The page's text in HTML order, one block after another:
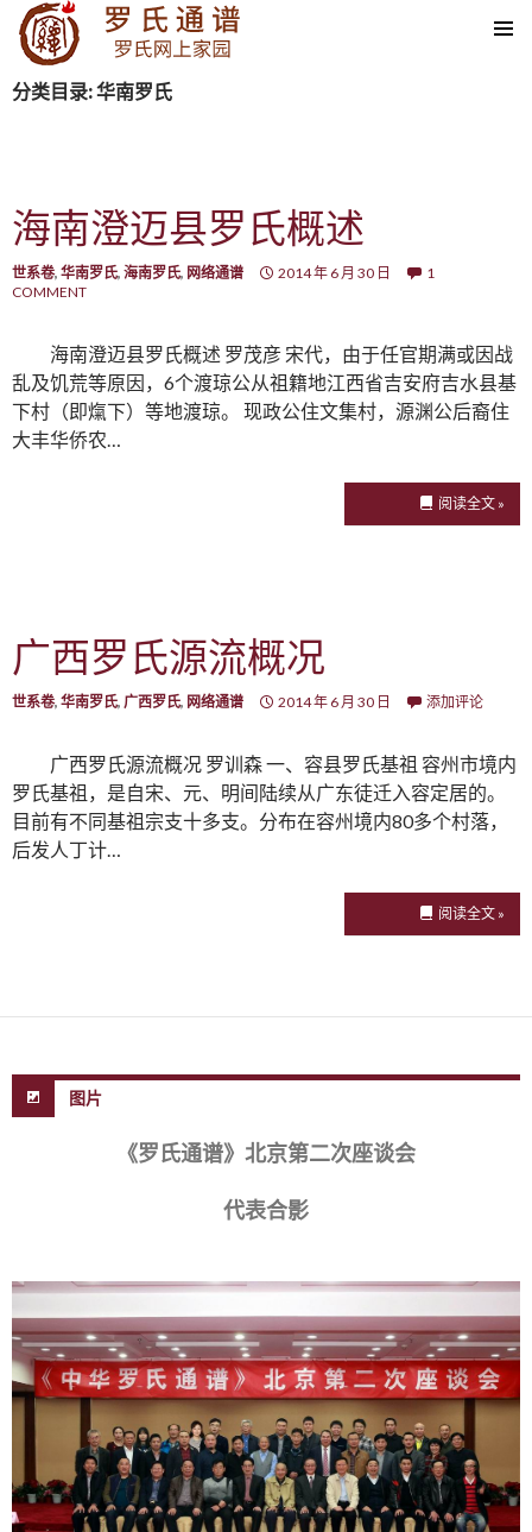
SKIP TO CONTENT
分类目录: 华南罗氏
海南澄迈县罗氏概述
世系卷, 华南罗氏, 海南罗氏, 网络通谱 2014 年 6 月 30 日
1
COMMENT
海南澄迈县罗氏概述 罗茂彦 宋代，由于任官期满或因战
乱及饥荒等原因，6个渡琼公从祖籍地江西省吉安府吉水县基
下村（即熂下）等地渡琼。 现政公住文集村，源渊公后裔住
大丰华侨农…
阅读全文 »
广西罗氏源流概况
世系卷, 华南罗氏, 广西罗氏, 网络通谱 2014 年 6 月 30 日 添加评论
广西罗氏源流概况 罗训森 一、容县罗氏基祖 容州市境内
罗氏基祖，是自宋、元、明间陆续从广东徒迁入容定居的。
目前有不同基祖宗支十多支。分布在容州境内80多个村落，
后发人丁计…
阅读全文 »
图片
《罗氏通谱》北京第二次座谈会
代表合影